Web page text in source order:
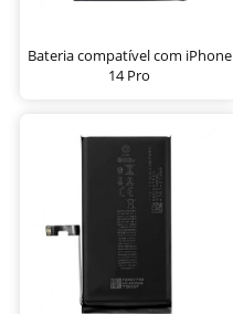
Bateria compatível com iPhone
14 Pro